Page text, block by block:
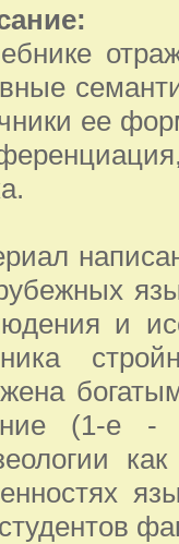
ее
и
(1-е -